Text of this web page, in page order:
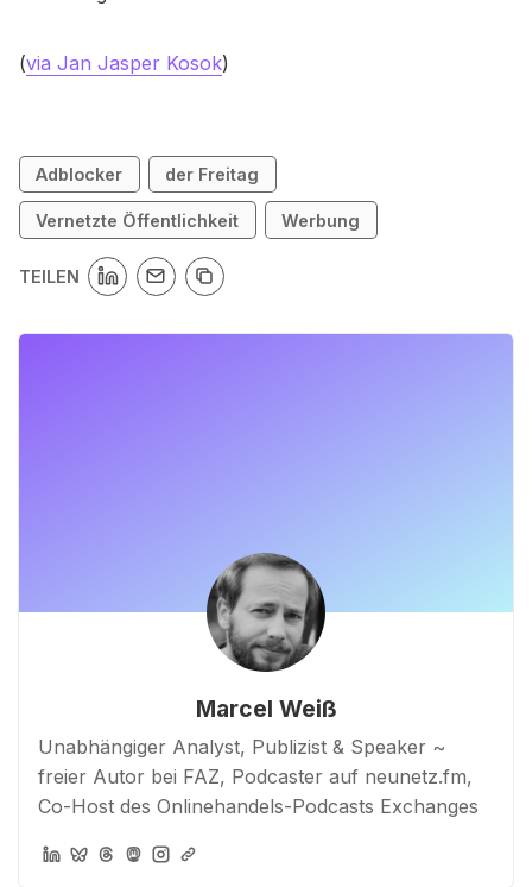
(via Jan Jasper Kosok)
Adblocker der Freitag
Vernetzte Öffentlichkeit Werbung
TEILEN
Marcel Weiß
Unabhängiger Analyst, Publizist & Speaker ~
freier Autor bei FAZ, Podcaster auf neunetz.fm,
Co-Host des Onlinehandels-Podcasts Exchanges